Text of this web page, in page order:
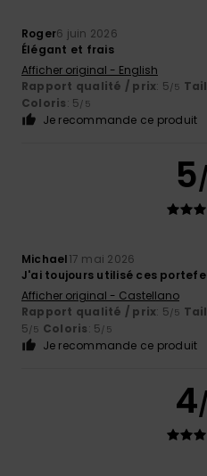
Roger6 juin 2026
Élégant et frais
Afficher original - English
Rapport qualité / prix: 5/5
Coloris: 5/5
Je recommande ce produit
5
Michael17 mai 2026
J'ai toujours utilisé ces
Afficher original - Castellano
Rapport qualité / prix: 5/5
5/5 Coloris: 5/5
Je recommande ce produit
4